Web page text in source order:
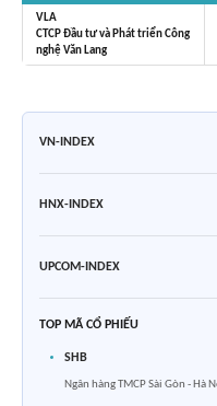
VLA
CTCP Đầu tư và Phát triển Công
nghệ Văn Lang
VN-INDEX
HNX-INDEX
UPCOM-INDEX
TOP MÃ CỔ PHIẾU
SHB
Ngân hàng TMCP Sài Gòn - Hà